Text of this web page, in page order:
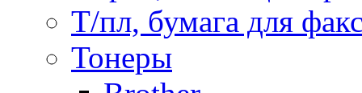
Т/пл, бумага для
Тонеры